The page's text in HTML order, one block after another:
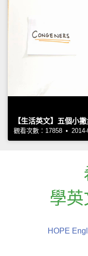
【生活英文】五個小
觀看次數：17858 • 2014-
學英
HOPE